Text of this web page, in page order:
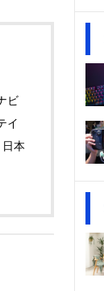
ビ
イ
本